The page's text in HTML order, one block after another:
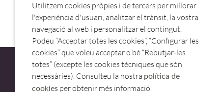
GANCHO AMASADORA 2509429 BE-10.SAMMIC
Utilitzem cookies pròpies i de tercers per millorar
l'experiència d'usuari, analitzar el trànsit, la vostra
navegació al web i personalitzar el contingut.
Podeu “Acceptar totes les cookies”, “Configurar les
cookies” que voleu acceptar o bé “Rebutjar-les
totes” (excepte les cookies tècniques que són
necessàries). Consulteu la nostra política de
cookies per obtenir més informació.